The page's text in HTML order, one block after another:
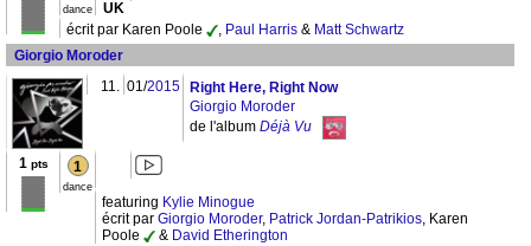
dance UK
écrit par Karen Poole , Paul Harris & Matt Schwartz
Giorgio Moroder
11. 01/2015
Right Here, Right Now
Giorgio Moroder
de l'album Déjà Vu
1 pts 1
dance
featuring Kylie Minogue
écrit par Giorgio Moroder, Patrick Jordan-Patrikios, Karen
Poole
& David Etherington